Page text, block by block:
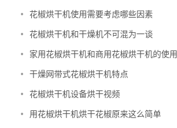
• 花椒烘干机使用需要考虑哪些因素
• 花椒烘干机和干燥机不可混为一谈
• 家用花椒烘干机和商用花椒烘干机的使用
• 干燥网带式花椒烘干机特点
• 花椒烘干机设备烘干视频
• 用花椒烘干机烘干花椒原来这么简单